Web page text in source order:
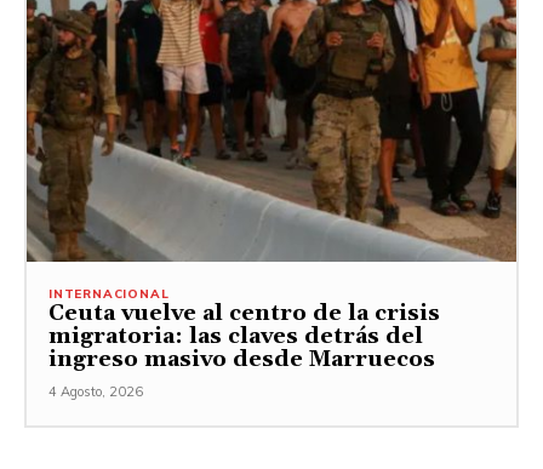
INTERNACIONAL
Ceuta vuelve al centro de la crisis
migratoria: las claves detrás del
ingreso masivo desde Marruecos
4 Agosto, 2026